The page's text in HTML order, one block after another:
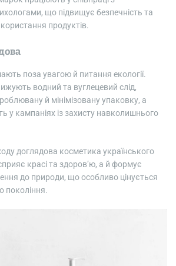
що підвищує безпечність та
продуктів.
поза увагою й питання екології.
водний та вуглецевий слід,
й мінімізовану упаковку, а
у кампаніях із захисту навколишнього
доглядова косметика українського
красі та здоров’ю, а й формує
до природи, що особливо цінується
покоління.